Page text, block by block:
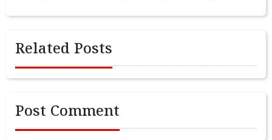
Related Posts
Post Comment